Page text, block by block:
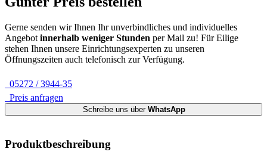
Gerne senden wir Ihnen Ihr unverbindliches und individuelles
Angebot innerhalb weniger Stunden per Mail zu! Für Eilige
stehen Ihnen unsere Einrichtungsexperten zu unseren
Öffnungszeiten auch telefonisch zur Verfügung.
05272 / 3944-35
Preis anfragen
Schreibe uns über WhatsApp
Produktbeschreibung